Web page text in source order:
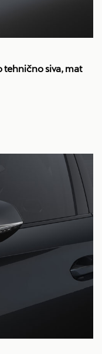
tehnično siva, mat